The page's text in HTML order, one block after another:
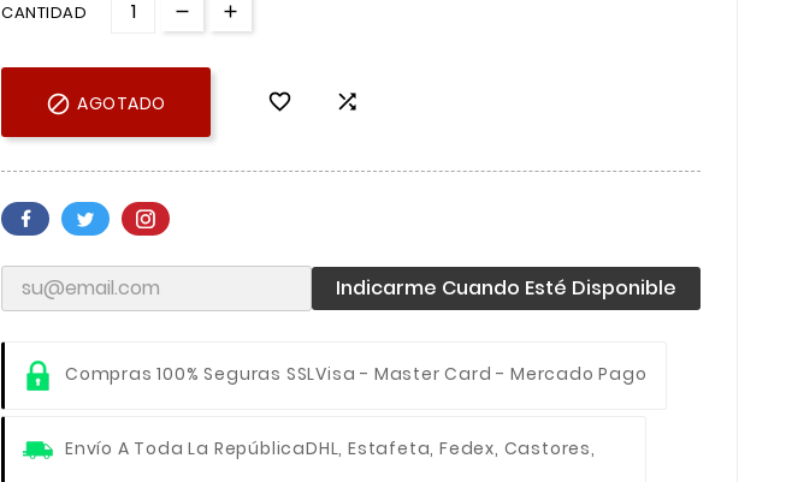
CANTIDAD
 AGOTADO  
Indicarme Cuando Esté Disponible
Compras 100% Seguras SSLVisa - Master Card - Mercado Pago
Envío A Toda La RepúblicaDHL, Estafeta, Fedex, Castores,